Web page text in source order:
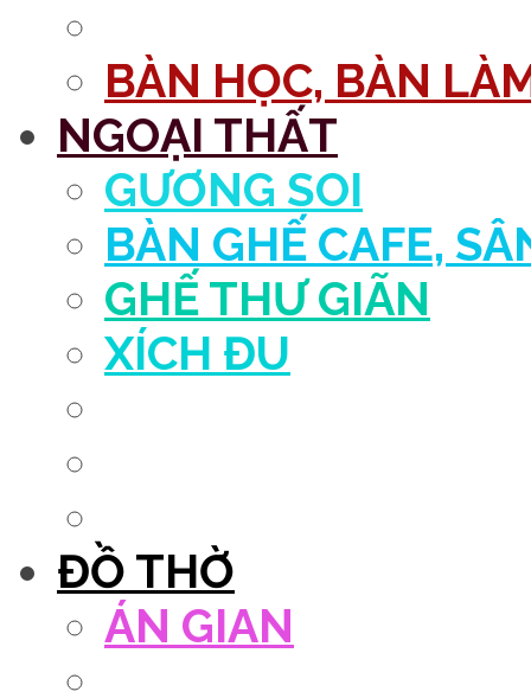
BÀN HỌC, BÀN
NGOẠI THẤT
GƯƠNG SOI
BÀN GHẾ CAFE,
GHẾ THƯ GIÃN
XÍCH ĐU
ĐỒ THỜ
ÁN GIAN